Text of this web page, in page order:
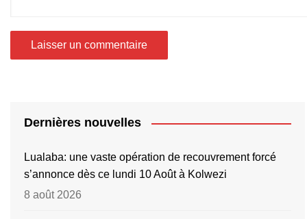
Dernières nouvelles
Lualaba: une vaste opération de recouvrement forcé
s’annonce dès ce lundi 10 Août à Kolwezi
8 août 2026